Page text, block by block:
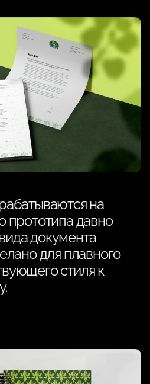
на
прототипа давно
документа
для плавного
стиля к